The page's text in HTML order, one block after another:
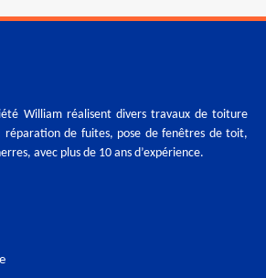
William réalisent divers travaux de toiture
réparation de fuites, pose de fenêtres de toit,
avec plus de 10 ans d’expérience.